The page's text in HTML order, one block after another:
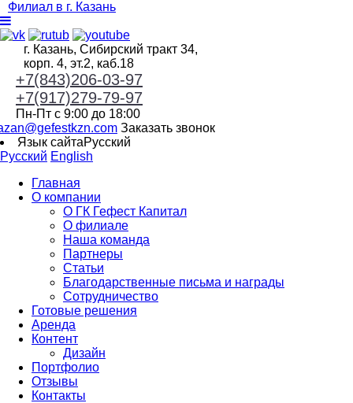
Филиал в г. Казань
г. Казань, Сибирский тракт 34,
корп. 4, эт.2, каб.18
+7(843)206-03-97
+7(917)279-79-97
Пн-Пт с 9:00 до 18:00
Заказать звонок
Язык сайтаРусский
Русский English
Главная
О компании
О ГК Гефест Капитал
О филиале
Наша команда
Партнеры
Статьи
Благодарственные письма и награды
Сотрудничество
Готовые решения
Аренда
Контент
Дизайн
Портфолио
Отзывы
Контакты